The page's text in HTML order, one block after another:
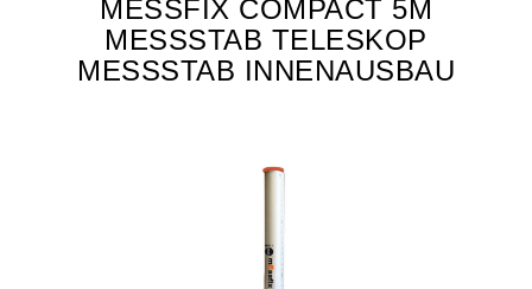
MESSFIX COMPACT 5M
MESSSTAB TELESKOP
MESSSTAB INNENAUSBAU